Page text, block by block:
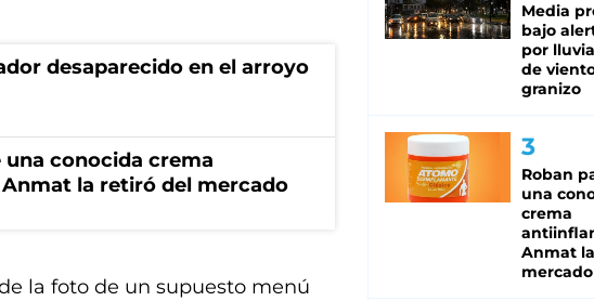
desaparecido en el arroyo
una conocida crema
la retiró del mercado
la foto de un supuesto menú
Media
bajo
por
de
granizo
Roban
una
crema
Anmat
mercado